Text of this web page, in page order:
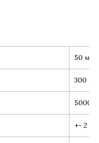
50 мм
300 мм
5000
+- 2 мм